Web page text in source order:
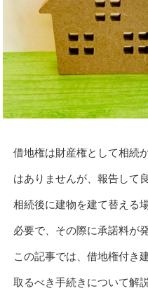
借地権は財産権として相続
はありませんが、報告して
相続後に建物を建て替える
必要で、その際に承諾料が
この記事では、借地権付き
取るべき手続きについて解